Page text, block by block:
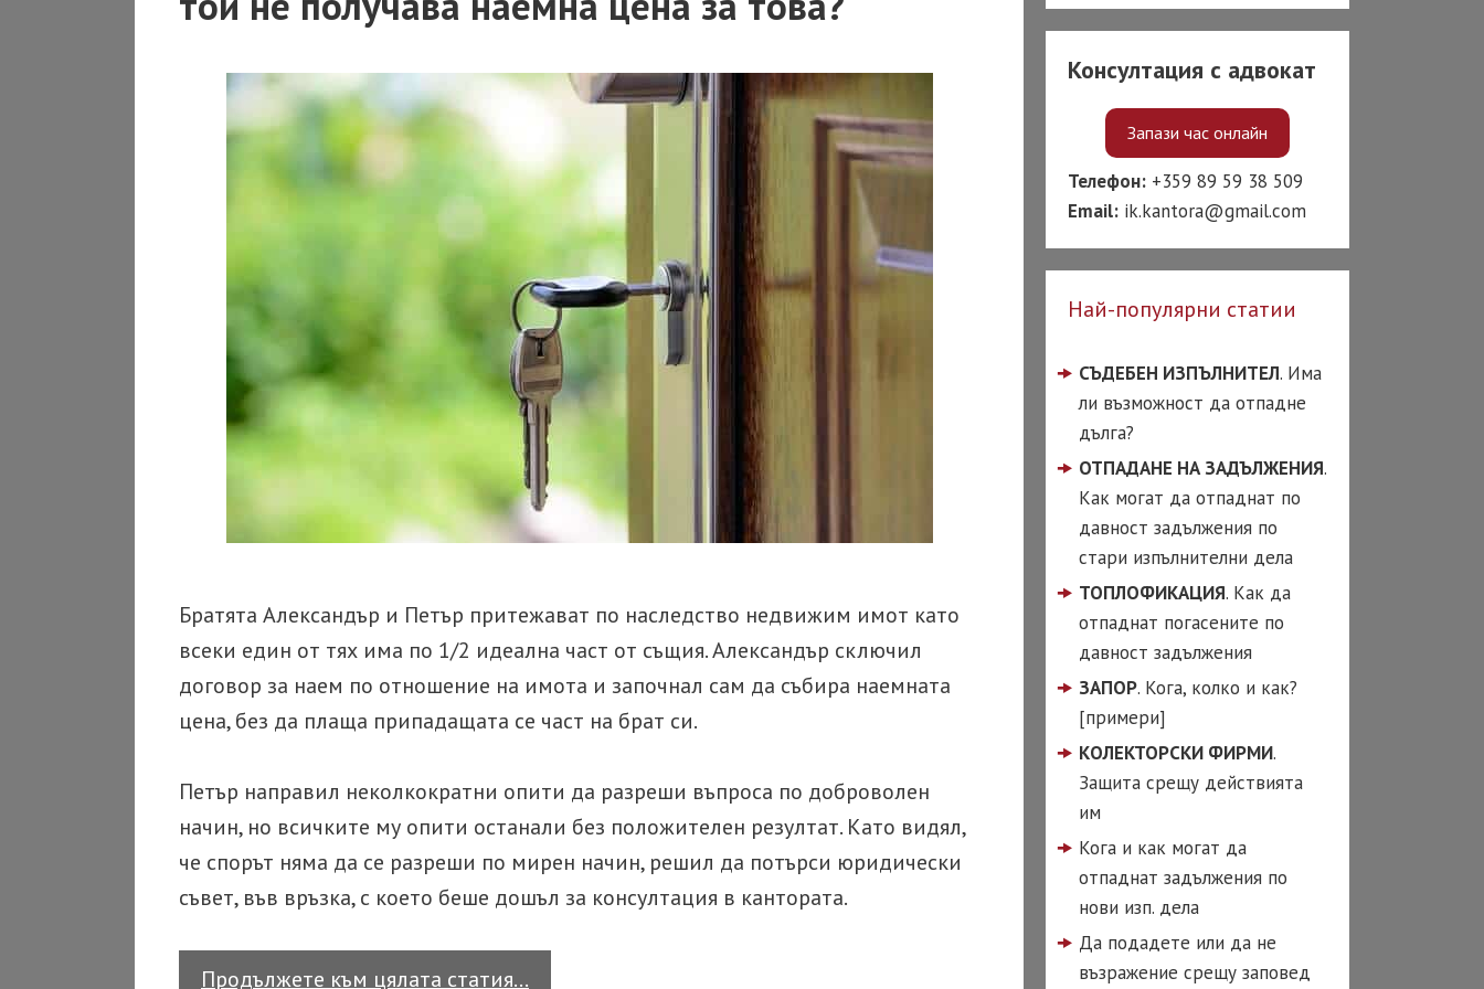
Дела срещу банки
Давност на кредит
Дела за бързи кредити
Заличаване на лоша
ПРАВО
Припознаване на дете
Осиновяване на дете
Родителски права
БРАКОРАЗВОДЕН
Развод по взаимно
17 най-често задавани
АДВОКАТ ТРУДОВО
Трудова злополука
АДВОКАТ
Заличаване на ООД
Заличаване на ЕТ
Регистрация на фирма
Братята Александър и Петър притежават по наследство недвижим имот като
всеки един от тях има по 1/2 идеална част от същия. Александър сключил
договор за наем по отношение на имота и започнал сам да събира наемната
цена, без да плаща припадащата се част на брат си.
Петър направил неколкократни опити да разреши въпроса по доброволен
начин, но всичките му опити останали без положителен резултат. Като видял,
че спорът няма да се разреши по мирен начин, решил да потърси юридически
съвет, във връзка, с което беше дошъл за консултация в кантората.
Продължете към цялата статия…
Консултация с адвокат
Запази час онлайн
Телефон: +359 89 59 38 509
Email: ik.kantora@gmail.com
Най-популярни статии
СЪДЕБЕН ИЗПЪЛНИТЕЛ. Има
ли възможност да отпадне
дълга?
ОТПАДАНЕ НА ЗАДЪЛЖЕНИЯ.
Как могат да отпаднат по
давност задължения по
стари изпълнителни дела
ТОПЛОФИКАЦИЯ. Как да
отпаднат погасените по
давност задължения
ЗАПОР. Кога, колко и как?
[примери]
КОЛЕКТОРСКИ ФИРМИ.
Защита срещу действията
им
Кога и как могат да
отпаднат задължения по
нови изп. дела
Да подадете или да не
възражение срещу заповед